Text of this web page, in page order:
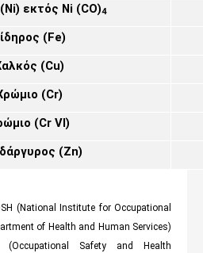
(Ni) εκτός Ni (CO)4
(Fe)
(Cu)
(Cr)
(Cr VI)
(Zn)
(National Institute for Occupational
of Health and Human Services)
(Occupational Safety and Health